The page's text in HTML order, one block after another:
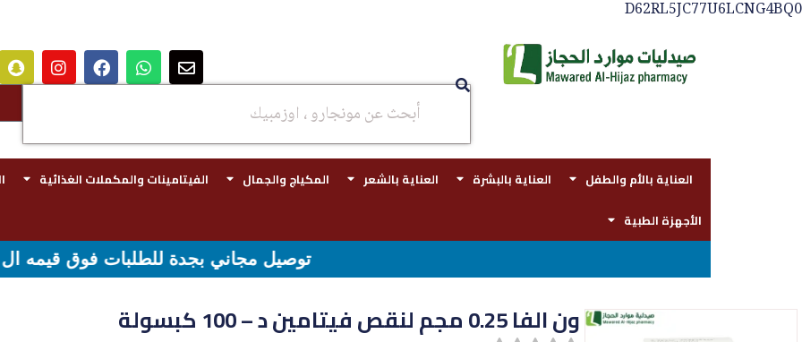
D62RL5JC77U6LCNG4BQ0
العناية بالأم والطفل العناية بالبشرة العناية بالشعر المكياج والجمال الفيتامينات والمكملات الغذائية
الأجهزة الطبية
توصيل مجاني بجدة للطلبات فوق قيمه ال ١٠٠ ريال - شحن مجاني لقيمه اكثر من ٢٩٩ ريال
ون الفا 0.25 مجم لنقص فيتامين د – 100 كبسولة